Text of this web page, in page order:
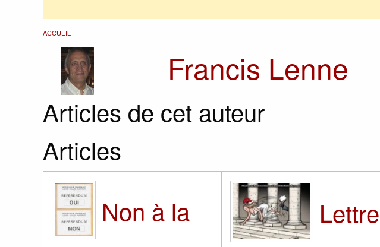
ACCUEIL
Francis Lenne
Articles de cet auteur
Articles
Non à la
Lettre